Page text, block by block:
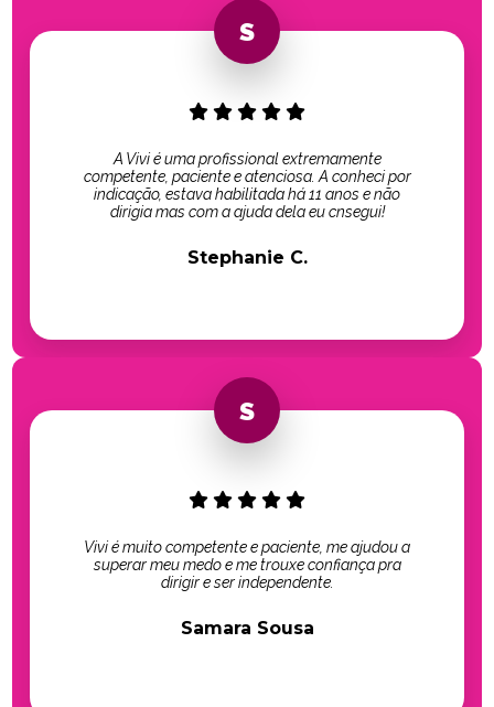
A Vivi é uma profissional extremamente
competente, paciente e atenciosa. A conheci por
indicação, estava habilitada há 11 anos e não
dirigia mas com a ajuda dela eu cnsegui!
Stephanie C.
Vivi é muito competente e paciente, me ajudou a
superar meu medo e me trouxe confiança pra
dirigir e ser independente.
Samara Sousa